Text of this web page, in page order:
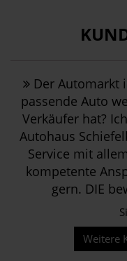
Der Automarkt
passende Auto
Verkäufer hat?
Autohaus
Service mit
kompetente
gern. DIE
Weitere